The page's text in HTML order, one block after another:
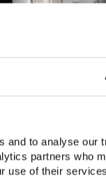
and to analyse our
partners who
use of their
wobei wir
und Größe wird